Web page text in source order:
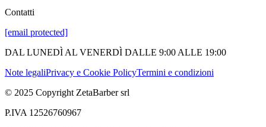
Contatti
[email protected]
DAL LUNEDÌ AL VENERDÌ DALLE 9:00 ALLE 19:00
Note legaliPrivacy e Cookie PolicyTermini e condizioni
© 2025 Copyright ZetaBarber srl
P.IVA 12526760967